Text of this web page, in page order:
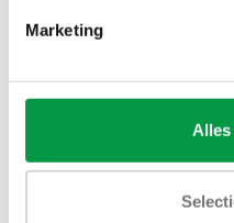
Marketing
Alles